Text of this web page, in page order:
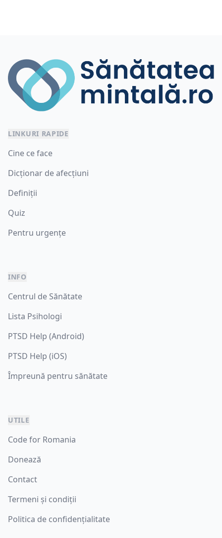
LINKURI RAPIDE
Cine ce face
Dicționar de afecțiuni
Definiții
Quiz
Pentru urgențe
INFO
Centrul de Sănătate
Lista Psihologi
PTSD Help (Android)
PTSD Help (iOS)
Împreună pentru sănătate
UTILE
Code for Romania
Donează
Contact
Termeni și condiții
Politica de confidențialitate